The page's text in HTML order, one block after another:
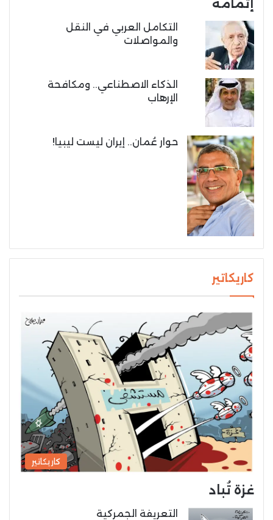
إتمامه
التكامل العربي في النقل
والمواصلات
الذكاء الاصطناعي.. ومكافحة
الإرهاب
حوار عُمان.. إيران ليست ليبيا!
كاريكاتير
كاريكاتير
غزة تُباد
التعريفة الجمركية